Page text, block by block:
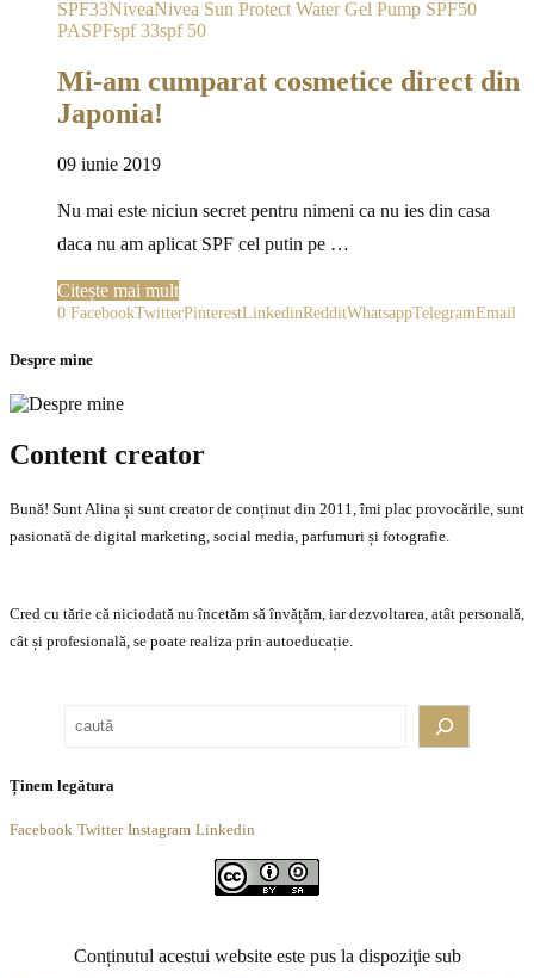
SPF33NiveaNivea Sun Protect Water Gel Pump SPF50
PASPFspf 33spf 50
Mi-am cumparat cosmetice direct din
Japonia!
09 iunie 2019
Nu mai este niciun secret pentru nimeni ca nu ies din casa
daca nu am aplicat SPF cel putin pe …
Citește mai mult
0 FacebookTwitterPinterestLinkedinRedditWhatsappTelegramEmail
Despre mine
Content creator
Bună! Sunt Alina și sunt creator de conținut din 2011, îmi plac provocările, sunt
pasionată de digital marketing, social media, parfumuri și fotografie.
Cred cu tărie că niciodată nu încetăm să învățăm, iar dezvoltarea, atât personală,
cât și profesională, se poate realiza prin autoeducație.
Ținem legătura
Facebook Twitter Instagram Linkedin
Conținutul acestui website este pus la dispoziţie sub